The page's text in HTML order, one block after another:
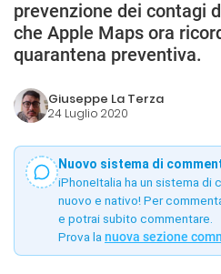
prevenzione dei contagi
che Apple Maps ora
quarantena preventiva.
Giuseppe La Terza
24 Luglio 2020
Nuovo sistema di
iPhoneItalia ha un sistema di
nuovo e nativo! Per
e potrai subito commentare.
Prova la nuova sezione